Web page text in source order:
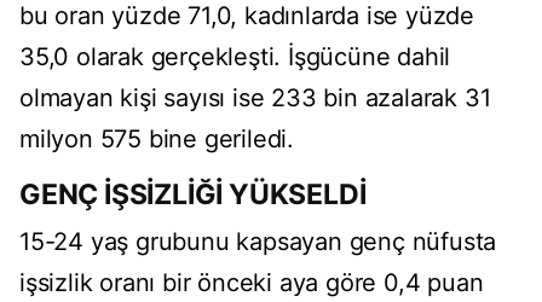
bu oran yüzde 71,0, kadınlarda ise yüzde
35,0 olarak gerçekleşti. İşgücüne dahil
olmayan kişi sayısı ise 233 bin azalarak 31
milyon 575 bine geriledi.
GENÇ İŞSİZLİĞİ YÜKSELDİ
15-24 yaş grubunu kapsayan genç nüfusta
işsizlik oranı bir önceki aya göre 0,4 puan